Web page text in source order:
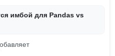
имбой для Pandas vs